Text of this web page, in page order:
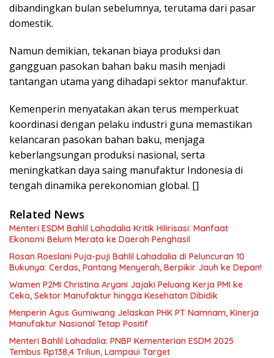
dibandingkan bulan sebelumnya, terutama dari pasar
domestik.
Namun demikian, tekanan biaya produksi dan
gangguan pasokan bahan baku masih menjadi
tantangan utama yang dihadapi sektor manufaktur.
Kemenperin menyatakan akan terus memperkuat
koordinasi dengan pelaku industri guna memastikan
kelancaran pasokan bahan baku, menjaga
keberlangsungan produksi nasional, serta
meningkatkan daya saing manufaktur Indonesia di
tengah dinamika perekonomian global. []
Related News
Menteri ESDM Bahlil Lahadalia Kritik Hilirisasi: Manfaat
Ekonomi Belum Merata ke Daerah Penghasil
Rosan Roeslani Puja-puji Bahlil Lahadalia di Peluncuran 10
Bukunya: Cerdas, Pantang Menyerah, Berpikir Jauh ke Depan!
Wamen P2MI Christina Aryani Jajaki Peluang Kerja PMI ke
Ceko, Sektor Manufaktur hingga Kesehatan Dibidik
Menperin Agus Gumiwang Jelaskan PHK PT Namnam, Kinerja
Manufaktur Nasional Tetap Positif
Menteri Bahlil Lahadalia: PNBP Kementerian ESDM 2025
Tembus Rp138,4 Triliun, Lampaui Target